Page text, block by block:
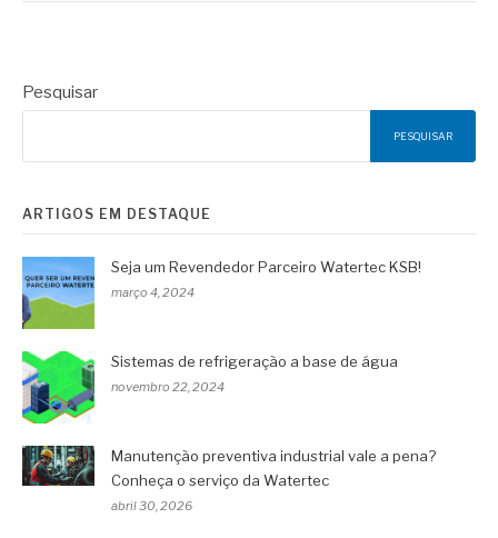
Pesquisar
PESQUISAR
ARTIGOS EM DESTAQUE
Seja um Revendedor Parceiro Watertec KSB!
março 4, 2024
Sistemas de refrigeração a base de água
novembro 22, 2024
Manutenção preventiva industrial vale a pena?
Conheça o serviço da Watertec
abril 30, 2026